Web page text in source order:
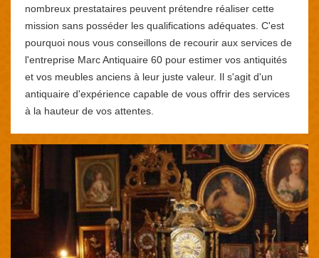
nombreux prestataires peuvent prétendre réaliser cette
mission sans posséder les qualifications adéquates. C'est
pourquoi nous vous conseillons de recourir aux services de
l'entreprise Marc Antiquaire 60 pour estimer vos antiquités
et vos meubles anciens à leur juste valeur. Il s'agit d'un
antiquaire d'expérience capable de vous offrir des services
à la hauteur de vos attentes.